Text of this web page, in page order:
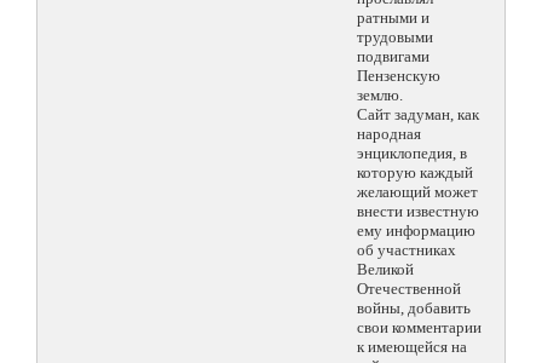
ратными и
трудовыми
подвигами
Пензенскую
землю.
Сайт задуман, как
народная
энциклопедия, в
которую каждый
желающий может
внести известную
ему информацию
об участниках
Великой
Отечественной
войны, добавить
свои комментарии
к имеющейся на